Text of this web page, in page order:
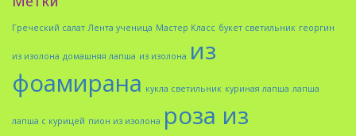
Греческий салат Лента ученица Мастер Класс букет светильник георгин
из изолона домашняя лапша из изолона из
фоамирана кукла светильник куриная лапша лапша
лапша с курицей пион из изолона роза из